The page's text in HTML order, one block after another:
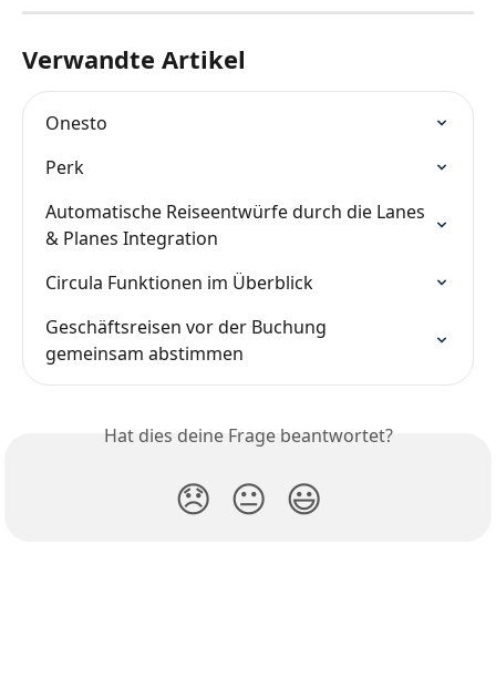
Verwandte Artikel
Onesto
Perk
Automatische Reiseentwürfe durch die Lanes
& Planes Integration
Circula Funktionen im Überblick
Geschäftsreisen vor der Buchung
gemeinsam abstimmen
Hat dies deine Frage beantwortet?
😞 😐 😃